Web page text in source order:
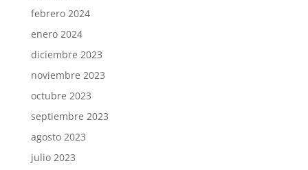
febrero 2024
enero 2024
diciembre 2023
noviembre 2023
octubre 2023
septiembre 2023
agosto 2023
julio 2023